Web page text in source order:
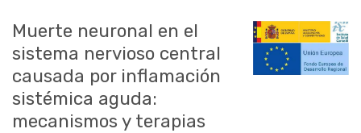
ACCESO PERSONAL
Muerte neuronal en el
sistema nervioso central
causada por inflamación
sistémica aguda:
mecanismos y terapias